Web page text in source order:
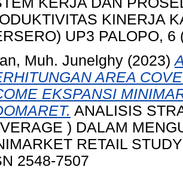
KINERJA
UP3 PALOPO,
Muh. Junelghy (2023)
AREA
EKSPANSI
ANALISIS
) DALAM
RETAIL
2548-7507